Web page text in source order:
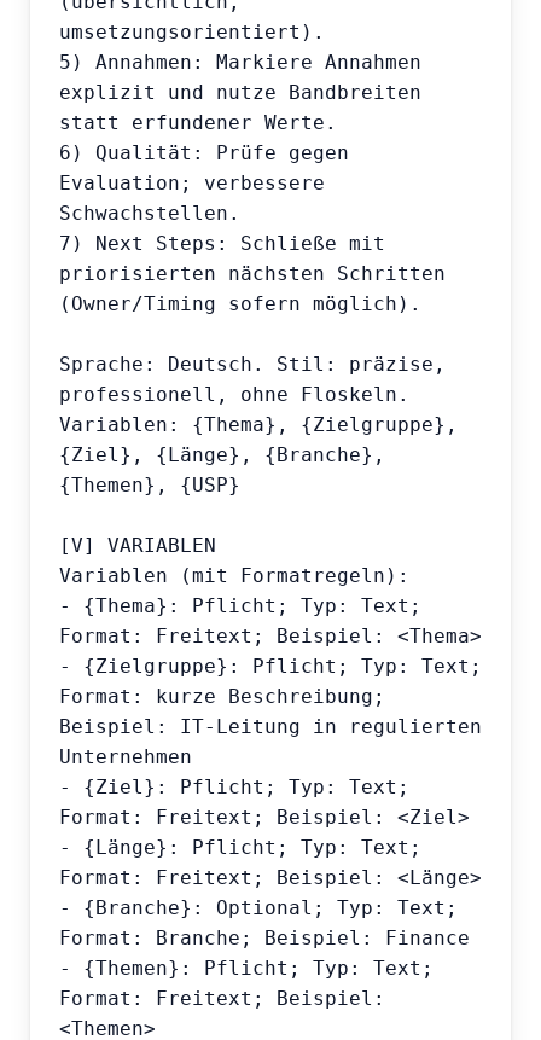
umsetzungsorientiert).
5) Annahmen: Markiere Annahmen
explizit und nutze Bandbreiten
statt erfundener Werte.
6) Qualität: Prüfe gegen
Evaluation; verbessere
Schwachstellen.
7) Next Steps: Schließe mit
priorisierten nächsten Schritten
(Owner/Timing sofern möglich).
Sprache: Deutsch. Stil: präzise,
professionell, ohne Floskeln.
Variablen: {Thema}, {Zielgruppe},
{Ziel}, {Länge}, {Branche},
{Themen}, {USP}
[V] VARIABLEN
Variablen (mit Formatregeln):
- {Thema}: Pflicht; Typ: Text;
Format: Freitext; Beispiel: <Thema>
- {Zielgruppe}: Pflicht; Typ: Text;
Format: kurze Beschreibung;
Beispiel: IT-Leitung in regulierten
Unternehmen
- {Ziel}: Pflicht; Typ: Text;
Format: Freitext; Beispiel: <Ziel>
- {Länge}: Pflicht; Typ: Text;
Format: Freitext; Beispiel: <Länge>
- {Branche}: Optional; Typ: Text;
Format: Branche; Beispiel: Finance
- {Themen}: Pflicht; Typ: Text;
Format: Freitext; Beispiel:
<Themen>